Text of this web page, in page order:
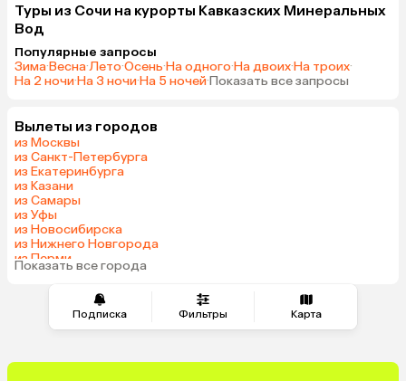
Подписка Фильтры Карта
Туры из Сочи на курорты Кавказских Минеральных
Вод
Популярные запросы
Зима·Весна·Лето·Осень·На одного·На двоих·На троих·
На 2 ночи·На 3 ночи·На 5 ночей·Показать все запросы
Вылеты из городов
из Москвы
из Санкт-Петербурга
из Екатеринбурга
из Казани
из Самары
из Уфы
из Новосибирска
из Нижнего Новгорода
из Перми
из Челябинска
Показать все города